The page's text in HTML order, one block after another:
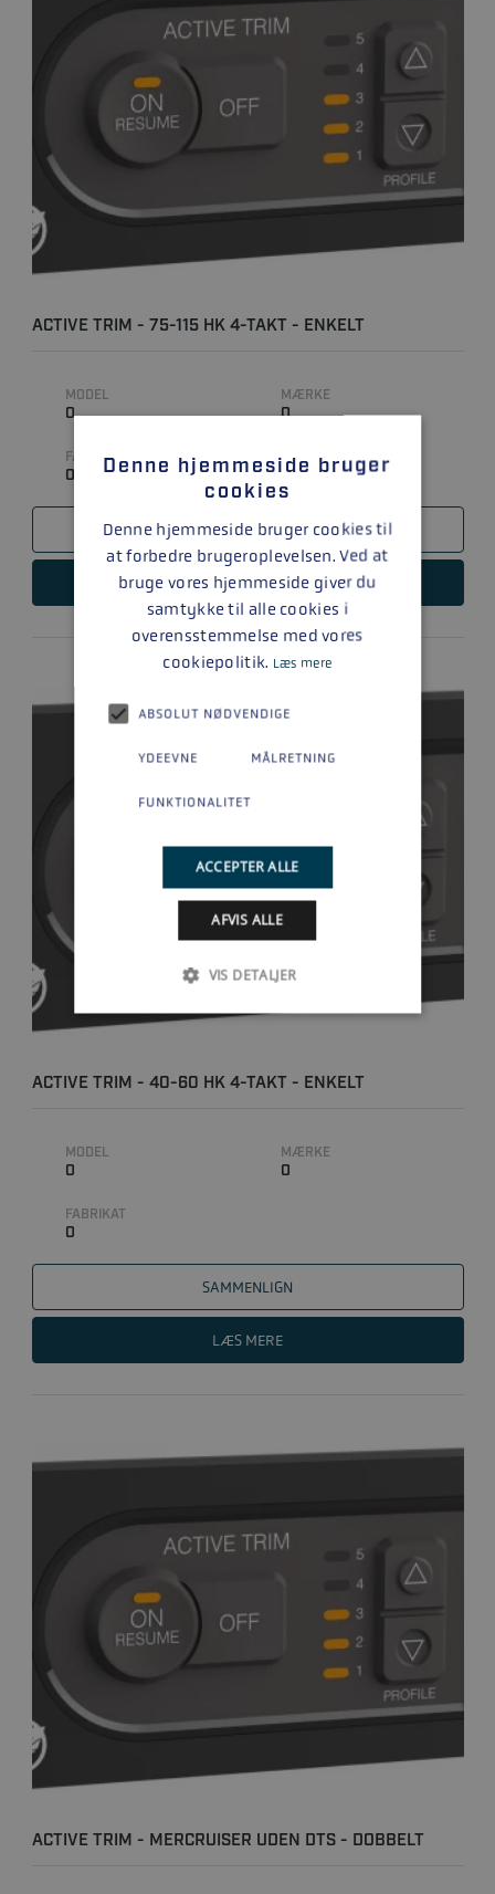
ACTIVE TRIM - 75-115 HK 4-TAKT - ENKELT
MODEL
0
MÆRKE
0
FABRIKAT
0
SAMMENLIGN
LÆS MERE
ACTIVE TRIM - 40-60 HK 4-TAKT - ENKELT
MODEL
0
MÆRKE
0
FABRIKAT
0
SAMMENLIGN
LÆS MERE
ACTIVE TRIM - MERCRUISER UDEN DTS - DOBBELT
Denne hjemmeside bruger
cookies
Denne hjemmeside bruger cookies til
at forbedre brugeroplevelsen. Ved at
bruge vores hjemmeside giver du
samtykke til alle cookies i
overensstemmelse med vores
cookiepolitik. Læs mere
ABSOLUT NØDVENDIGE
YDEEVNE MÅLRETNING
FUNKTIONALITET
ACCEPTER ALLE
AFVIS ALLE
VIS DETALJER